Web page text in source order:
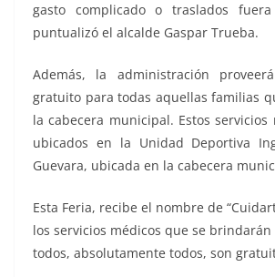
gasto complicado o traslados
puntualizó el alcalde Gaspar Trueba.
Además, la administración
gratuito para todas aquellas familias
la cabecera municipal. Estos servicios
ubicados en la Unidad Deportiva
Guevara, ubicada en la cabecera
Esta Feria, recibe el nombre de
los servicios médicos que se
todos, absolutamente todos, son